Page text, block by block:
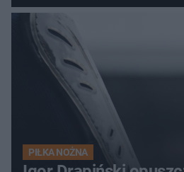
PIŁKA NOŻNA